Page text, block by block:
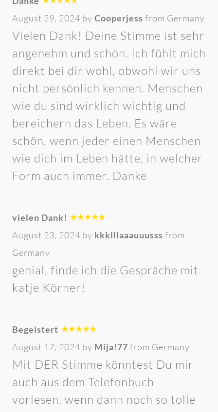
August 29, 2024 by Cooperjess from Germany
Vielen Dank! Deine Stimme ist sehr
angenehm und schön. Ich fühlt mich
direkt bei dir wohl, obwohl wir uns
nicht persönlich kennen. Menschen
wie du sind wirklich wichtig und
bereichern das Leben. Es wäre
schön, wenn jeder einen Menschen
wie dich im Leben hätte, in welcher
Form auch immer. Danke
vielen Dank!
August 23, 2024 by kkklllaaauuusss from
Germany
genial, finde ich die Gespräche mit
katje Körner!
Begeistert
August 17, 2024 by Mija!77 from Germany
Mit DER Stimme könntest Du mir
auch aus dem Telefonbuch
vorlesen, wenn dann noch so tolle